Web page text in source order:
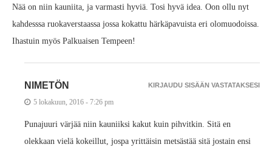
Nää on niin kauniita, ja varmasti hyviä. Tosi hyvä idea. Oon ollu nyt
kahdesssa ruokaverstaassa jossa kokattu härkäpavuista eri olomuodoissa.
Ihastuin myös Palkuaisen Tempeen!
NIMETÖN
5 lokakuun, 2016 - 7:26 pm
Punajuuri värjää niin kauniiksi kakut kuin pihvitkin. Sitä en
olekkaan vielä kokeillut, jospa yrittäisin metsästää sitä jostain ensi
KIRJAUDU SISÄÄN VASTATAKSESI